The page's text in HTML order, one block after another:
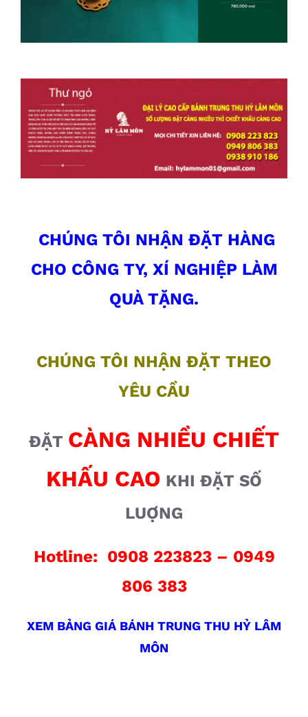
CHÚNG TÔI NHẬN ĐẶT HÀNG
CHO CÔNG TY, XÍ NGHIỆP LÀM
QUÀ TẶNG.
CHÚNG TÔI NHẬN ĐẶT THEO
YÊU CẦU
ĐẶT CÀNG NHIỀU CHIẾT
KHẤU CAO KHI ĐẶT SỐ
LUỢNG
Hotline: 0908 223823 – 0949
806 383
XEM BẢNG GIÁ BÁNH TRUNG THU HỶ LÂM
MÔN